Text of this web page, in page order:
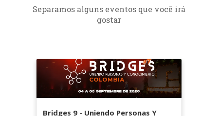
Separamos alguns eventos que você irá
gostar
Bridges 9 - Uniendo Personas Y